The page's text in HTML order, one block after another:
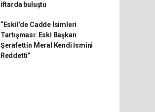
iftarda buluştu
“Eskil’de Cadde İsimleri
Tartışması: Eski Başkan
Şerafettin Meral Kendi İsmini
Reddetti”